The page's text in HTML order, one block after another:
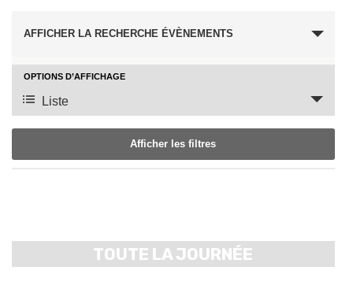
Recherche
navigation
de
AFFICHER LA RECHERCHE ÉVÈNEMENTS
Navigation
de
vues
Évènement
OPTIONS D’AFFICHAGE
Liste
Afficher les filtres
will
TOUTE LA JOURNÉE